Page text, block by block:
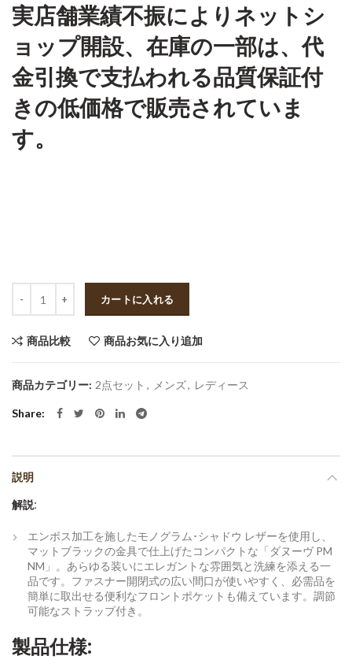
実店舗業績不振によりネットシ
ョップ開設、在庫の一部は、代
金引換で支払われる品質保証付
きの低価格で販売されていま
す。
カートに入れる
商品比較 商品お気に入り追加
商品カテゴリー: 2点セット , メンズ, レディース
Share
説明
解説:
エンボス加工を施したモノグラム･シャドウ レザーを使用し、
マットブラックの金具で仕上げたコンパクトな「ダヌーヴ PM
NM」。あらゆる装いにエレガントな雰囲気と洗練を添える一
品です。ファスナー開閉式の広い間口が使いやすく、必需品を
簡単に取出せる便利なフロントポケットも備えています。調節
可能なストラップ付き。
製品仕様: